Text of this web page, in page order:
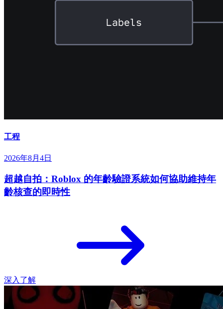
工程
2026年8月4日
超越自拍：Roblox 的年齡驗證系統如何協助維持年
齡核查的即時性
深入了解